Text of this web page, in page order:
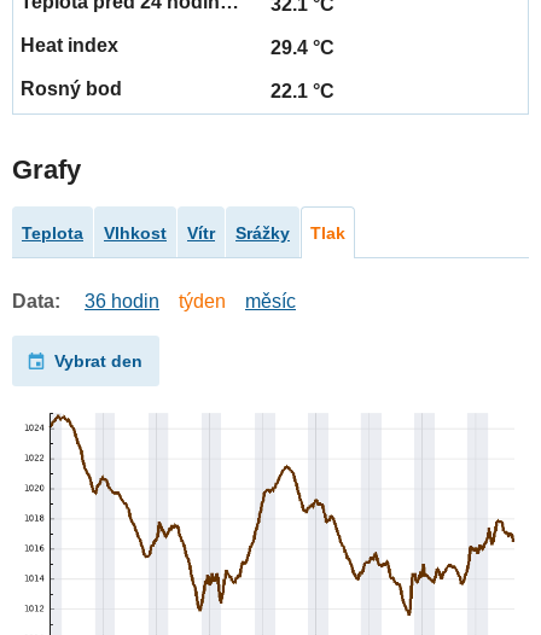
32.1 °C
29.4 °C
22.1 °C
Grafy
Teplota Vlhkost Vítr Srážky Tlak
Data: 36 hodin týden měsíc
Vybrat den